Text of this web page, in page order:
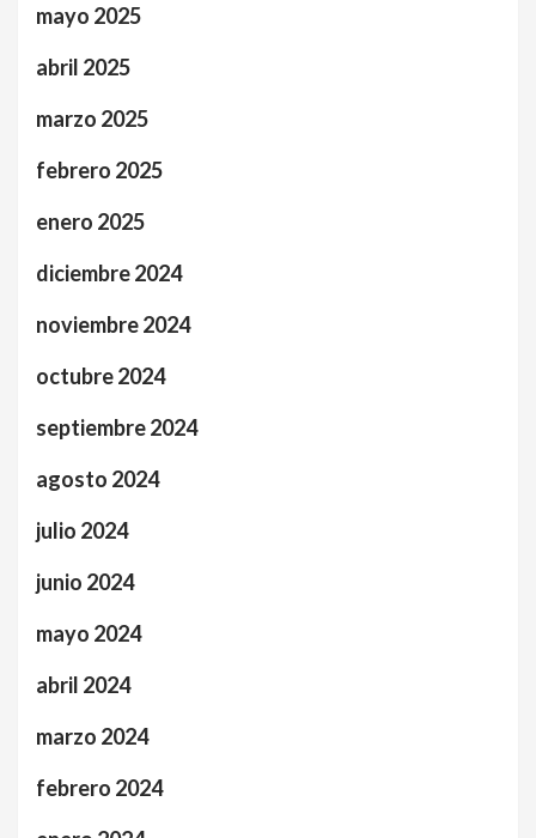
mayo 2025
abril 2025
marzo 2025
febrero 2025
enero 2025
diciembre 2024
noviembre 2024
octubre 2024
septiembre 2024
agosto 2024
julio 2024
junio 2024
mayo 2024
abril 2024
marzo 2024
febrero 2024